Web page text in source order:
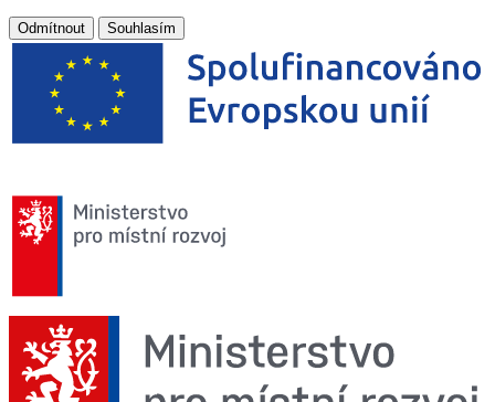
Odmítnout Souhlasím